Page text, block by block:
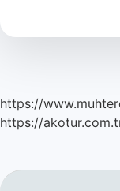
https://
https://